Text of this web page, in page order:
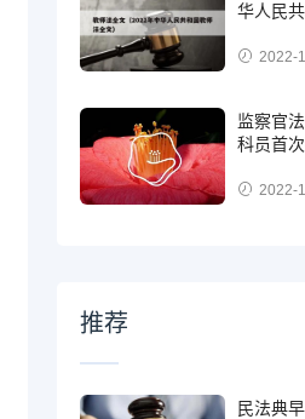
华人民
2022-
监察官
科员首
级?2022-
推荐
民法典